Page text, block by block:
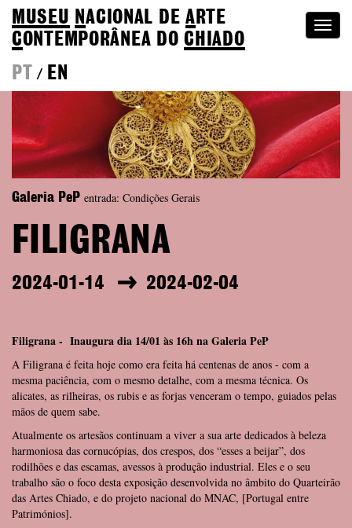
MUSEU NACIONAL DEA RTE
CONTEMPORÂNEA DOCHIADO
PT
/ EN
Galeria PeP entrada: Condições Gerais
FILIGRANA
2024-01-14 2024-02-04
Filigrana - Inaugura dia 14/01 às 16h na Galeria PeP
A Filigrana é feita hoje como era feita há centenas de anos - com a
mesma paciência, com o mesmo detalhe, com a mesma técnica. Os
alicates, as rilheiras, os rubis e as forjas venceram o tempo, guiados pelas
mãos de quem sabe.
Atualmente os artesãos continuam a viver a sua arte dedicados à beleza
harmoniosa das cornucópias, dos crespos, dos “esses a beijar”, dos
rodilhões e das escamas, avessos à produção industrial. Eles e o seu
trabalho são o foco desta exposição desenvolvida no âmbito do Quarteirão
das Artes Chiado, e do projeto nacional do MNAC, [Portugal entre
Patrimónios].